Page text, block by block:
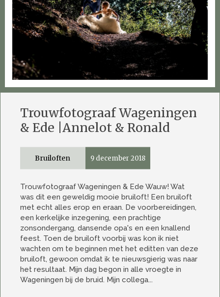
Trouwfotograaf Wageningen
& Ede |Annelot & Ronald
9 december 2018
Bruiloften
Trouwfotograaf Wageningen & Ede Wauw! Wat
was dit een geweldig mooie bruiloft! Een bruiloft
met echt alles erop en eraan. De voorbereidingen,
een kerkelijke inzegening, een prachtige
zonsondergang, dansende opa's en een knallend
feest. Toen de bruiloft voorbij was kon ik niet
wachten om te beginnen met het editten van deze
bruiloft, gewoon omdat ik te nieuwsgierig was naar
het resultaat. Mijn dag begon in alle vroegte in
Wageningen bij de bruid. Mijn collega...